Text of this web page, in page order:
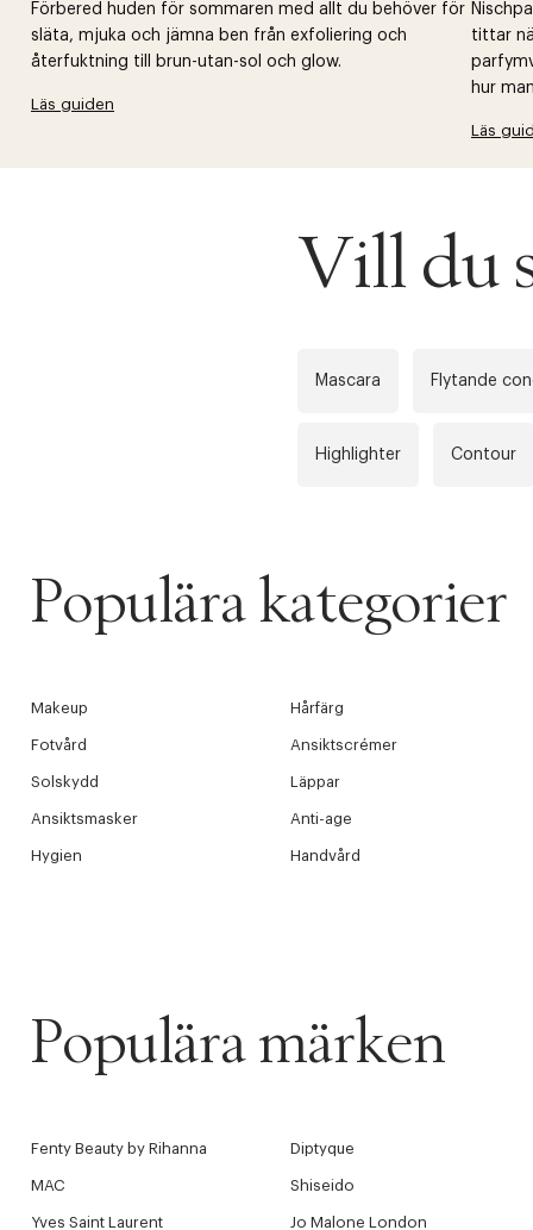
Förbered huden för sommaren med allt du behöver för
släta, mjuka och jämna ben från exfoliering och
återfuktning till brun-utan-sol och glow.
Läs guiden
tittar
hur
Läs
Vill du
Mascara Flytande
Highlighter Contour
Populära kategorier
Makeup Hårfärg
Fotvård Ansiktscrémer
Solskydd Läppar
Ansiktsmasker Anti-age
Hygien Handvård
Populära märken
Fenty Beauty by Rihanna Diptyque
MAC Shiseido
Yves Saint Laurent Jo Malone London